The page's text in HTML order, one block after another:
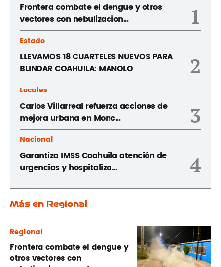
Frontera combate el dengue y otros
vectores con nebulizacion...
1
Estado
LLEVAMOS 18 CUARTELES NUEVOS PARA
BLINDAR COAHUILA: MANOLO
2
Locales
Carlos Villarreal refuerza acciones de
mejora urbana en Monc...
3
Nacional
Garantiza IMSS Coahuila atención de
urgencias y hospitaliza...
4
Más en Regional
Regional
Frontera combate el dengue y
otros vectores con